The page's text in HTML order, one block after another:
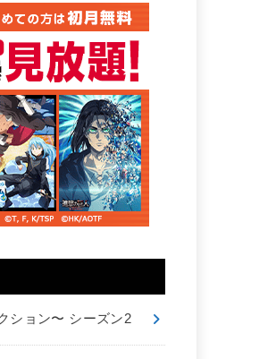
ション〜 シーズン2